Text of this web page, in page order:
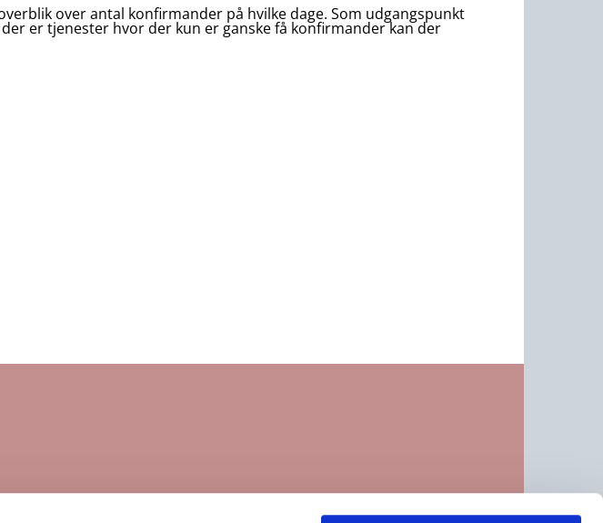
over antal konfirmander på hvilke dage. Som udgangspunkt
er tjenester hvor der kun er ganske få konfirmander kan der